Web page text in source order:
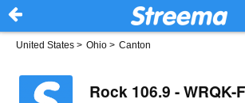
United States > Ohio > Canton
Rock 106.9 - WRQK-